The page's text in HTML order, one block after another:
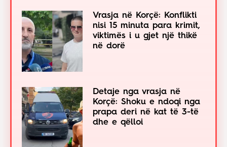
Vrasja në Korçë: Konflikti
nisi 15 minuta para krimit,
viktimës i u gjet një thikë
në dorë
Detaje nga vrasja në
Korçë: Shoku e ndoqi nga
prapa deri në kat të 3-të
dhe e qëlloi